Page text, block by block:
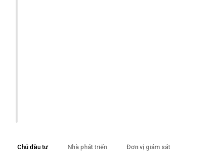
Chủ đầu tư Nhà phát triển Đơn vị giám sát